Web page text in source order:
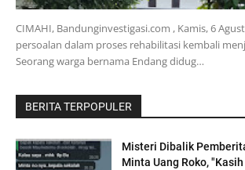
CIMAHI, Bandunginvestigasi.com , Kamis, 6
persoalan dalam proses rehabilitasi kembali
Seorang warga bernama Endang didug…
BERITA TERPOPULER
Misteri Dibalik
Minta Uang Roko,